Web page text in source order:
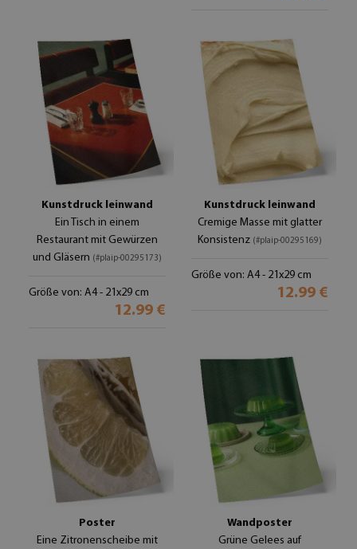
Kunstdruck leinwand
Ein Tisch in einem
Restaurant mit Gewürzen
und Gläsern (#plaip-00295173)
Größe von: A4 - 21x29 cm
12.99 €
Kunstdruck leinwand
Cremige Masse mit glatter
Konsistenz (#plaip-00295169)
Größe von: A4 - 21x29 cm
12.99 €
Poster
Eine Zitronenscheibe mit
Wandposter
Grüne Gelees auf